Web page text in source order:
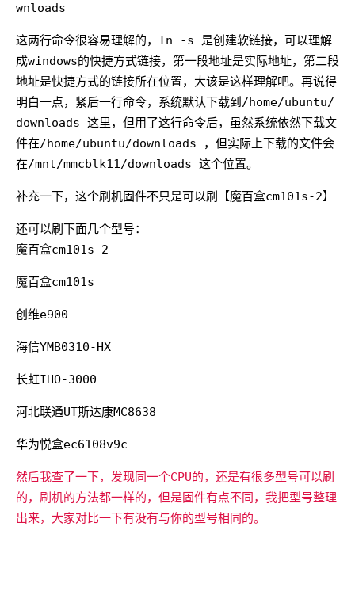
wnloads
这两行命令很容易理解的，In -s 是创建软链接，可以理解
成windows的快捷方式链接，第一段地址是实际地址，第二段
地址是快捷方式的链接所在位置，大该是这样理解吧。再说得
明白一点，紧后一行命令，系统默认下载到/home/ubuntu/
downloads 这里，但用了这行命令后，虽然系统依然下载文
件在/home/ubuntu/downloads ，但实际上下载的文件会
在/mnt/mmcblk11/downloads 这个位置。
补充一下，这个刷机固件不只是可以刷【魔百盒cm101s-2】
还可以刷下面几个型号：
魔百盒cm101s-2
魔百盒cm101s
创维e900
海信YMB0310-HX
长虹IHO-3000
河北联通UT斯达康MC8638
华为悦盒ec6108v9c
然后我查了一下，发现同一个CPU的，还是有很多型号可以刷
的，刷机的方法都一样的，但是固件有点不同，我把型号整理
出来，大家对比一下有没有与你的型号相同的。